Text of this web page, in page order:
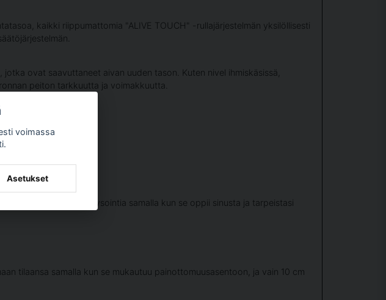
kaikki riippumattomia "ALIVE TOUCH" -rullajärjestelmän yksilöllisesti
ovat saavuttaneet aivan uuden tason. Kuten nivel ihmiskäsissä,
peiton tarkkuutta ja voimakkuutta.
havaitsemista ja analysointia samalla kun se oppii sinusta ja tarpeistasi
tilaansa samalla kun se mukautuu painottomuusasentoon, ja vain 10 cm
voimassa
Asetukset